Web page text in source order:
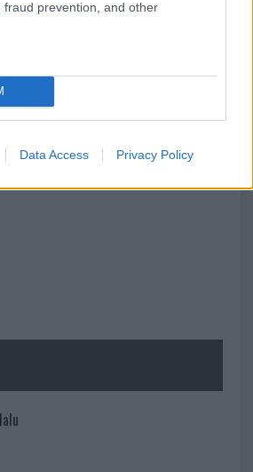
fraud prevention, and other
Data Access Privacy Policy
in ospedale a Catania, ma il tour